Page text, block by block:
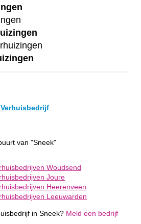
Verhuisbedrijf
van "Sneek"
Woudsend
Joure
Heerenveen
Leeuwarden
in Sneek? Meld een bedrijf